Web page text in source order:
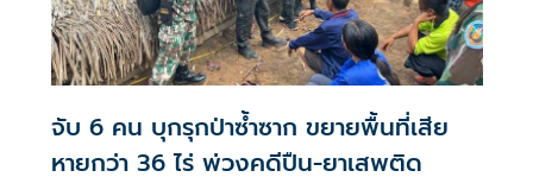
จับ 6 คน บุกรุกป่าซ้ำซาก ขยายพื้นที่เสีย
หายกว่า 36 ไร่ พ่วงคดีปืน-ยาเสพติด